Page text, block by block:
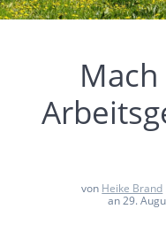
von Heike Brand
an 29.